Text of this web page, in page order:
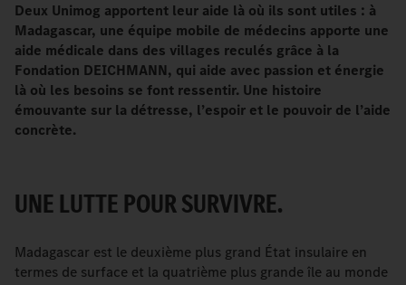
Deux Unimog apportent leur aide là où ils sont utiles : à
Madagascar, une équipe mobile de médecins apporte une
aide médicale dans des villages reculés grâce à la
Fondation DEICHMANN, qui aide avec passion et énergie
là où les besoins se font ressentir. Une histoire
émouvante sur la détresse, l’espoir et le pouvoir de l’aide
concrète.
UNE LUTTE POUR SURVIVRE.
Madagascar est le deuxième plus grand État insulaire en
termes de surface et la quatrième plus grande île au monde